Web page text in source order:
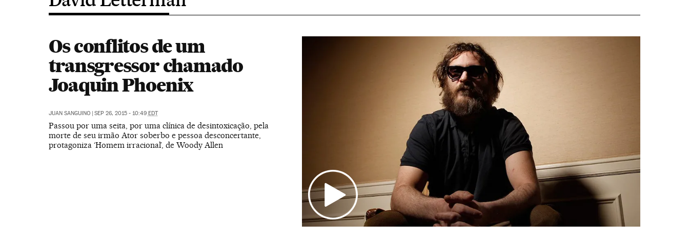
Os conflitos de um
transgressor chamado
Joaquin Phoenix
JUAN SANGUINO | SEP 26, 2015 - 10:49 EDT
Passou por uma seita, por uma clínica de desintoxicação, pela
morte de seu irmão Ator soberbo e pessoa desconcertante,
protagoniza ‘Homem irracional’, de Woody Allen